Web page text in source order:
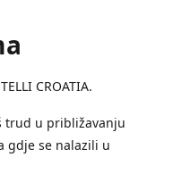
CROATIA.
trud u približavanju
gdje se nalazili u